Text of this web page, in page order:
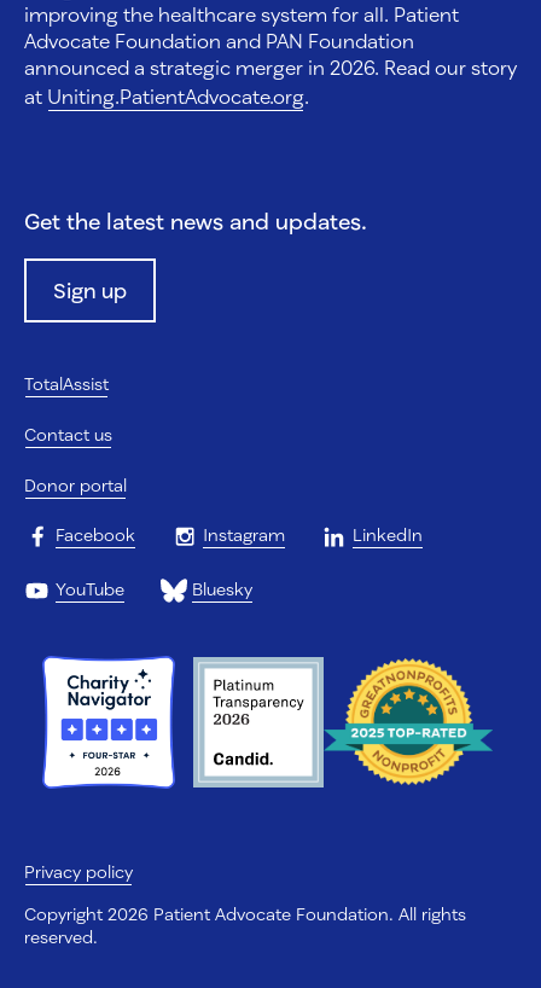
improving the healthcare system for all. Patient
Advocate Foundation and PAN Foundation
announced a strategic merger in 2026. Read our story
at Uniting.PatientAdvocate.org
Get the latest news and updates.
Sign up
TotalAssist
Contact us
Donor portal
Facebook Instagram LinkedIn
YouTube Bluesky
Privacy policy
Copyright 2026 Patient Advocate Foundation. All rights
reserved.